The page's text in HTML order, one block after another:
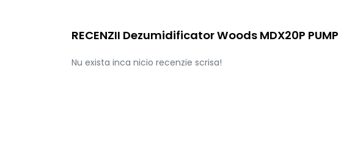
RECENZII Dezumidificator Woods MDX20P PUMP
Nu exista inca nicio recenzie scrisa!